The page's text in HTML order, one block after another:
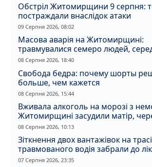
Обстріл Житомирщини 9 серпня:
постраждали внаслідок атаки
09 Серпня 2026, 08:02
Масова аварія на Житомирщині:
травмувалися семеро людей,
08 Серпня 2026, 18:40
Свобода бедра: почему шорты
больше, чем кажется
08 Серпня 2026, 15:44
Вживала алкоголь на морозі з
Житомирщині засудили матір,
дитина отримала обмороження
08 Серпня 2026, 10:13
Зіткнення двох вантажівок на
травмованого водія забрали до
07 Серпня 2026, 23:35